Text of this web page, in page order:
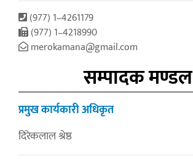
(977) 1–4261179
(977) 1–4218990
merokamana@gmail.com
सम्पादक मण्डल
प्रमुख कार्यकारी अधिकृत
दिरेकलाल श्रेष्ठ